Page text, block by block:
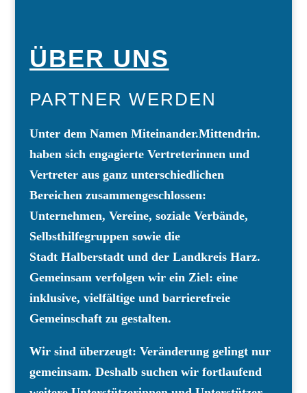
ÜBER UNS
PARTNER WERDEN
Unter dem Namen Miteinander.Mittendrin.
haben sich engagierte Vertreterinnen und
Vertreter aus ganz unterschiedlichen
Bereichen zusammengeschlossen:
Unternehmen, Vereine, soziale Verbände,
Selbsthilfegruppen sowie die
Stadt Halberstadt und der Landkreis Harz.
Gemeinsam verfolgen wir ein Ziel: eine
inklusive, vielfältige und barrierefreie
Gemeinschaft zu gestalten.
Wir sind überzeugt: Veränderung gelingt nur
gemeinsam. Deshalb suchen wir fortlaufend